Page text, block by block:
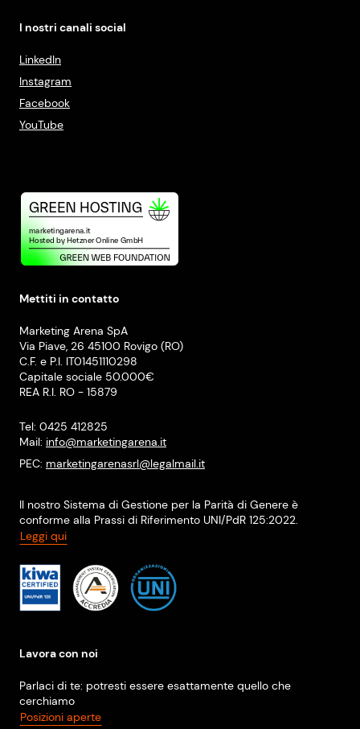
I nostri canali social
LinkedIn
Instagram
Facebook
YouTube
Mettiti in contatto
Marketing Arena SpA
Via Piave, 26 45100 Rovigo (RO)
C.F. e P.I. IT01451110298
Capitale sociale 50.000€
REA R.I. RO - 15879
Tel: 0425 412825
Mail: info@marketingarena.it
PEC: marketingarenasrl@legalmail.it
Il nostro Sistema di Gestione per la Parità di Genere è
conforme alla Prassi di Riferimento UNI/PdR 125:2022.
Leggi qui
Lavora con noi
Parlaci di te: potresti essere esattamente quello che
cerchiamo
Posizioni aperte